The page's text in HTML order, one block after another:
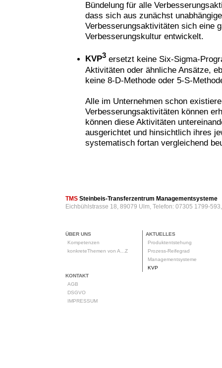
Bündelung für alle
dass sich aus zunächst
Verbesserungsaktivitäten sich eine
Verbesserungskultur entwickelt.
KVP3 ersetzt keine Six-Sigma-
Aktivitäten oder ähnliche Ansätze,
keine 8-D-Methode oder 5-S-
Alle im Unternehmen schon
Verbesserungsaktivitäten können
können diese Aktivitäten
ausgerichtet und hinsichtlich ihres
systematisch fortan vergleichend
TMS Steinbeis-Transferzentrum Managementsysteme
Eichbühlstrasse 18, 89079 Ulm, Telefon: 07305 1799-
ÜBER UNS
Kompetenzen
konkreteThemen von A...Z
AKTUELLES
Produktentstehung
Prozess-Reifegrad
Managementsysteme
KVP
KONTAKT
AGB
DSGVO
IMPRESSUM